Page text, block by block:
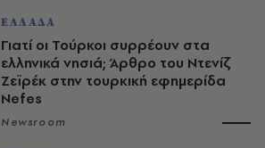
ΕΛΛΑΔΑ
Γιατί οι Τούρκοι συρρέουν στα
ελληνικά νησιά; Άρθρο του Ντενίζ
Ζεϊρέκ στην τουρκική εφημερίδα
Nefes
Newsroom